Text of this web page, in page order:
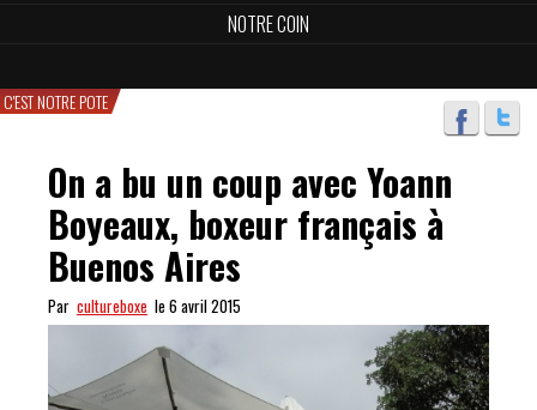
NOTRE COIN
C'EST NOTRE POTE
On a bu un coup avec Yoann
Boyeaux, boxeur français à
Buenos Aires
Par cultureboxe le 6 avril 2015